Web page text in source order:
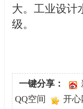
大。工业设计
级。
一键分享：
QQ空间
开心